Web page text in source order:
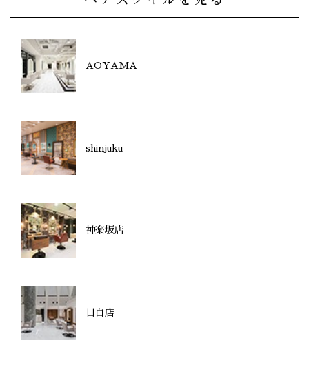
AOYAMA
shinjuku
神楽坂店
目白店